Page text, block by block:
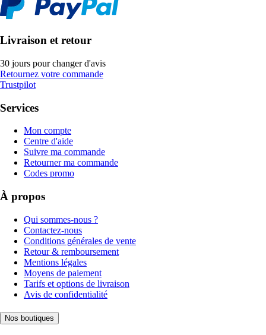
Livraison et retour
30 jours pour changer d'avis
Retournez votre commande
Trustpilot
Services
Mon compte
Centre d'aide
Suivre ma commande
Retourner ma commande
Codes promo
À propos
Qui sommes-nous ?
Contactez-nous
Conditions générales de vente
Retour & remboursement
Mentions légales
Moyens de paiement
Tarifs et options de livraison
Avis de confidentialité
Nos boutiques